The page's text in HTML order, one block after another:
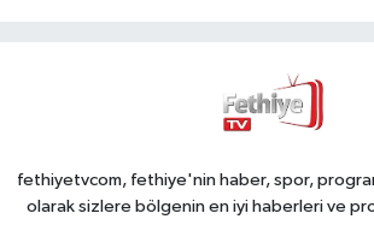
fethiyetvcom, fethiye'nin haber, spor,
olarak sizlere bölgenin en iyi haberleri ve